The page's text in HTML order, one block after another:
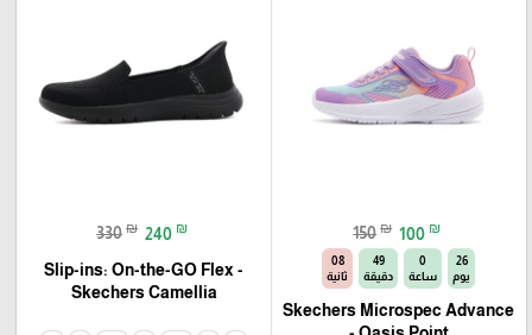
150 ₪ 100 ₪
26
يوم
0
ساعة
49
دقيقة
07
ثانية
Skechers Microspec Advance
330 ₪ 240 ₪
Slip-ins: On-the-GO Flex -
Camellia‏ Skechers